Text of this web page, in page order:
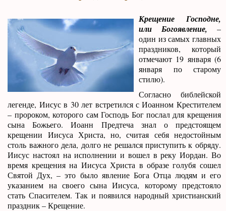
Крещение Господне,
или Богоявление, –
один из самых главных
праздников, который
отмечают 19 января (6
января по старому
стилю).
Согласно библейской
легенде, Иисус в 30 лет встретился с Иоанном Крестителем
– пророком, которого сам Господь Бог послал для крещения
сына Божьего. Иоанн Предтеча знал о предстоящем
крещении Иисуса Христа, но, считая себя недостойным
столь важного дела, долго не решался приступить к обряду.
Иисус настоял на исполнении и вошел в реку Иордан. Во
время крещения на Иисуса Христа в образе голубя сошел
Святой Дух, – это было явление Бога Отца людям и его
указанием на своего сына Иисуса, которому предстояло
стать Спасителем. Так и появился народный христианский
праздник – Крещение.